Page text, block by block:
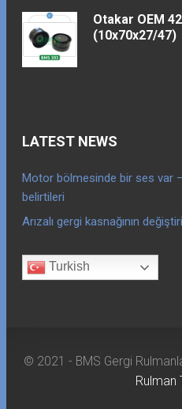
Otakar OEM
(10x70x27/47)
LATEST NEWS
Motor bölmesinde bir ses var –
belirtileri
Arızalı gergi kasnağının
Turkish
© 2021 - BMS Gergi
Rulman